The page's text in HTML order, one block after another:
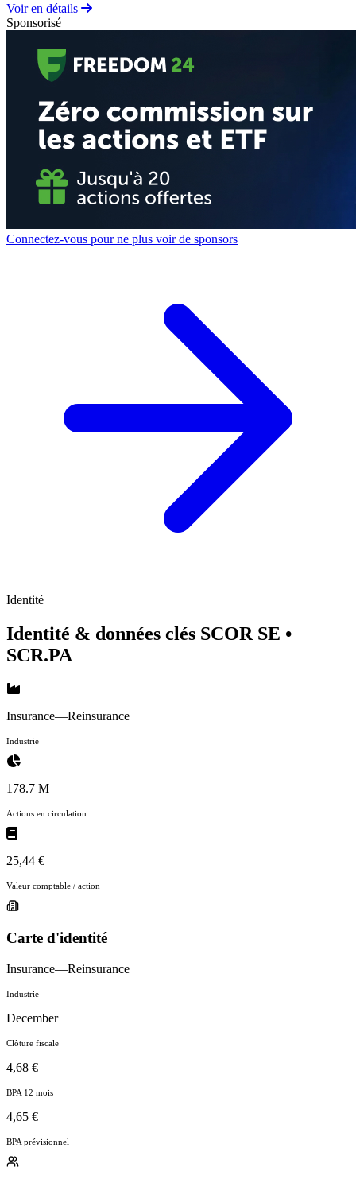
Voir en détails
Sponsorisé
Connectez-vous pour ne plus voir de sponsors
Identité
Identité & données clés SCOR SE •
SCR.PA
Insurance—Reinsurance
Industrie
178.7 M
Actions en circulation
25,44 €
Valeur comptable / action
Carte d'identité
Insurance—Reinsurance
Industrie
December
Clôture fiscale
4,68 €
BPA 12 mois
4,65 €
BPA prévisionnel